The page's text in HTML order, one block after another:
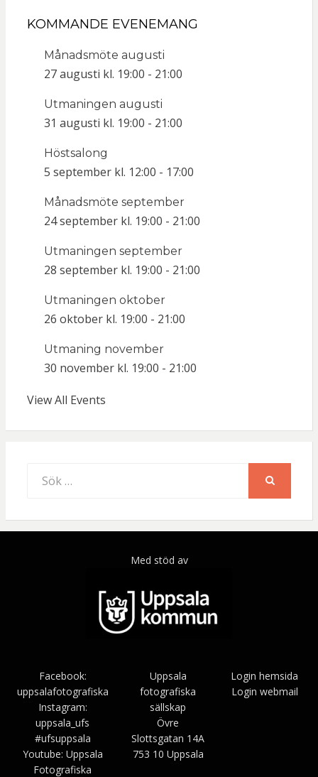
KOMMANDE EVENEMANG
Månadsmöte augusti
27 augusti kl. 19:00 - 21:00
Utmaningen augusti
31 augusti kl. 19:00 - 21:00
Höstsalong
5 september kl. 12:00 - 17:00
Månadsmöte september
24 september kl. 19:00 - 21:00
Utmaningen september
28 september kl. 19:00 - 21:00
Utmaningen oktober
26 oktober kl. 19:00 - 21:00
Utmaning november
30 november kl. 19:00 - 21:00
View All Events
efter:
Med stöd av
Facebook:
uppsalafotografiska
Instagram:
uppsala_ufs
#ufsuppsala
Youtube: Uppsala
Fotografiska
Uppsala
fotografiska
sällskap
Övre
Slottsgatan 14A
753 10 Uppsala
Login hemsida
Login webmail